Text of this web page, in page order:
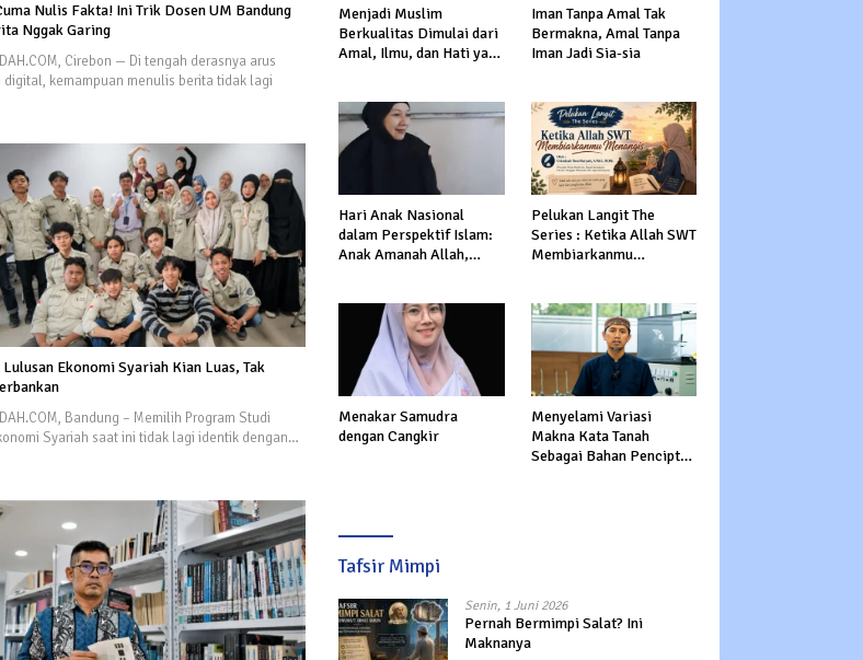
Nulis Fakta! Ini Trik Dosen UM Bandung
Nggak Garing
Cirebon — Di tengah derasnya arus
digital, kemampuan menulis berita tidak lagi
Ekonomi Syariah Kian Luas, Tak
Bandung – Memilih Program Studi
Syariah saat ini tidak lagi identik dengan…
Menjadi Muslim
Berkualitas Dimulai dari
Amal, Ilmu, dan Hati yang
Iman Tanpa Amal Tak
Bermakna, Amal Tanpa
Iman Jadi Sia-sia
Hari Anak Nasional
dalam Perspektif Islam:
Anak Amanah Allah,
Pelukan Langit The
Series : Ketika Allah SWT
Membiarkanmu
Menakar Samudra
dengan Cangkir
Menyelami Variasi
Makna Kata Tanah
Sebagai Bahan Pencipta
Tafsir Mimpi
Senin, 1 Juni 2026
Pernah Bermimpi Salat? Ini
Maknanya